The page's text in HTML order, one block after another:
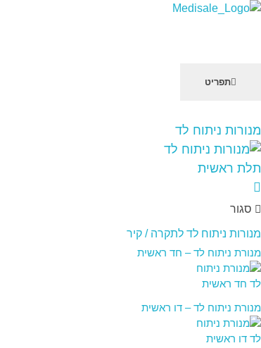
לֵב:
בְּאֲתָר
זֶה
מֻפְעֶלֶת
"נָגִישׁ
בִּקְלִיק"
הַמְּסַיַּעַת
לִנְגִישׁוּת
הָאֲתָר.
Control-
F11
תפריט
מנורות ניתוח לד
סגור
מנורות ניתוח לד לתקרה / קיר
מנורת ניתוח לד – חד ראשית
מנורת ניתוח לד – דו ראשית